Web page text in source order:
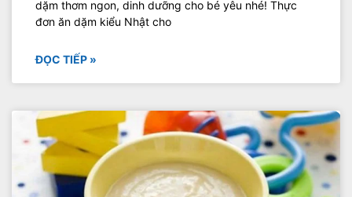
dặm thơm ngon, dinh dưỡng cho bé yêu nhé! Thực
đơn ăn dặm kiểu Nhật cho
ĐỌC TIẾP »